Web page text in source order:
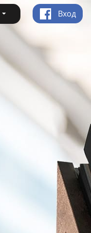
Вход